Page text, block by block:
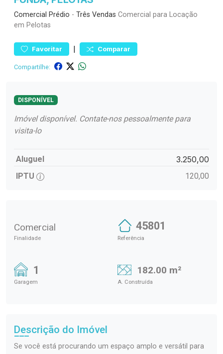
Comercial Prédio - Três Vendas Comercial para Locação
em Pelotas
Favoritar | Comparar
Compartilhe:
DISPONÍVEL
Imóvel disponível. Contate-nos pessoalmente para
visita-lo
Aluguel 3.250,00
IPTU 120,00
Comercial
Finalidade
45801
Referência
1
Garagem
182.00 m²
A. Construída
Descrição do Imóvel
Se você está procurando um espaço amplo e versátil para